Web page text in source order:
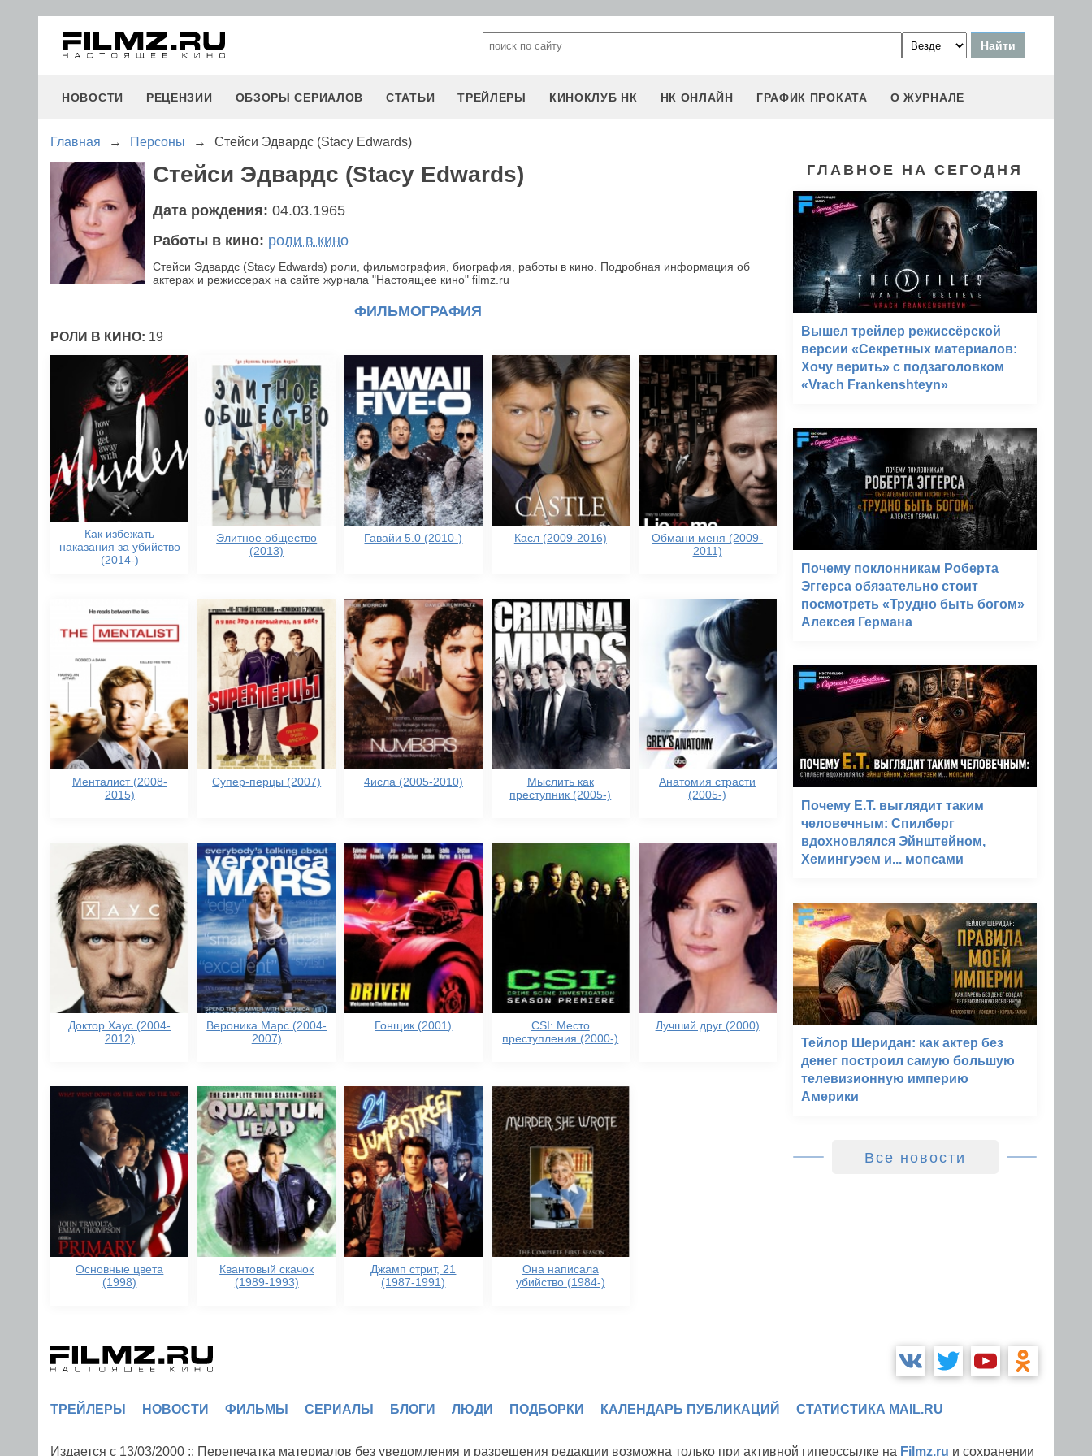
НОВОСТИ РЕЦЕНЗИИ ОБЗОРЫ СЕРИАЛОВ СТАТЬИ ТРЕЙЛЕРЫ КИНОКЛУБ НК НК ОНЛАЙН ГРАФИК ПРОКАТА О ЖУРНАЛЕ
Главная → Персоны → Стейси Эдвардс (Stacy Edwards)
Стейси Эдвардс (Stacy Edwards)
Дата рождения: 04.03.1965
Работы в кино: роли в кино
Стейси Эдвардс (Stacy Edwards) роли, фильмография, биография, работы в кино. Подробная информация об
актерах и режиссерах на сайте журнала "Настоящее кино" filmz.ru
ФИЛЬМОГРАФИЯ
РОЛИ В КИНО: 19
Как избежать
наказания за убийство
(2014-)
Элитное общество
(2013)
Гавайи 5.0 (2010-) Касл (2009-2016)
Обмани меня (2009-
2011)
Менталист (2008-
2015)
Супер-перцы (2007) 4исла (2005-2010)
Мыслить как
преступник (2005-)
Анатомия страсти
(2005-)
Доктор Хаус (2004-
2012)
Вероника Марс (2004-
2007)
Гонщик (2001)
CSI: Место
преступления (2000-)
Лучший друг (2000)
Основные цвета
(1998)
Квантовый скачок
(1989-1993)
Джамп стрит, 21
(1987-1991)
Она написала
убийство (1984-)
ГЛАВНОЕ НА СЕГОДНЯ
Вышел трейлер режиссёрской
версии «Секретных материалов:
Хочу верить» с подзаголовком
«Vrach Frankenshteyn»
Почему поклонникам Роберта
Эггерса обязательно стоит
посмотреть «Трудно быть богом»
Алексея Германа
Почему E.T. выглядит таким
человечным: Спилберг
вдохновлялся Эйнштейном,
Хемингуэем и... мопсами
Тейлор Шеридан: как актер без
денег построил самую большую
телевизионную империю
Америки
Все новости
ТРЕЙЛЕРЫ НОВОСТИ ФИЛЬМЫ СЕРИАЛЫ БЛОГИ ЛЮДИ ПОДБОРКИ КАЛЕНДАРЬ ПУБЛИКАЦИЙ СТАТИСТИКА MAIL.RU
Издается с 13/03/2000 :: Перепечатка материалов без уведомления и разрешения редакции возможна только при активной гиперссылке на Filmz.ru и сохранении